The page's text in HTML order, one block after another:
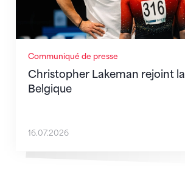
Communiqué de presse
Christopher Lakeman rejoint la
Belgique
16.07.2026